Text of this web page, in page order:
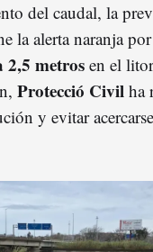
del caudal, la
la alerta naranja
2,5 metrosen el
Protecció Civil ha
y evitar